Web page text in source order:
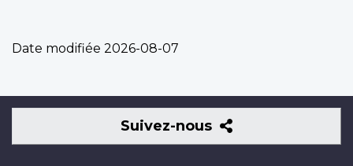
Date modifiée 2026-08-07
Suivez-nous
Suivez-
nous